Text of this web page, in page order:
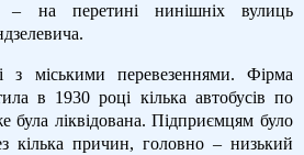
– на перетині нинішніх вулиць
міськими перевезеннями. Фірма
в 1930 році кілька автобусів по
була ліквідована. Підприємцям було
кілька причин, головно – низький